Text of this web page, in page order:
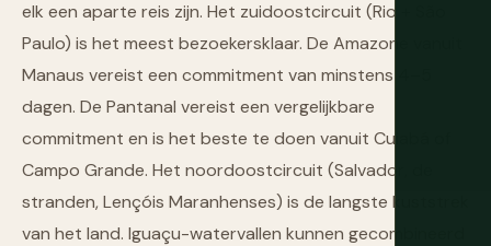
elk een aparte reis zijn. Het zuidoostcircuit (Rio + São
Paulo) is het meest bezoekersklaar. De Amazone vanuit
Manaus vereist een commitment van minstens 4–5
dagen. De Pantanal vereist een vergelijkbare
commitment en is het beste te doen vanuit Cuiabá of
Campo Grande. Het noordoostcircuit (Salvador, de
stranden, Lençóis Maranhenses) is de langste kuststrek
van het land. Iguaçu-watervallen kunnen gecombineerd